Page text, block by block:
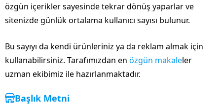
özgün içerikler sayesinde tekrar dönüş yaparlar ve
sitenizde günlük ortalama kullanıcı sayısı bulunur.
Bu sayıyı da kendi ürünleriniz ya da reklam almak için
kullanabilirsiniz. Tarafımızdan en özgün makaleler
uzman ekibimiz ile hazırlanmaktadır.
Başlık Metni